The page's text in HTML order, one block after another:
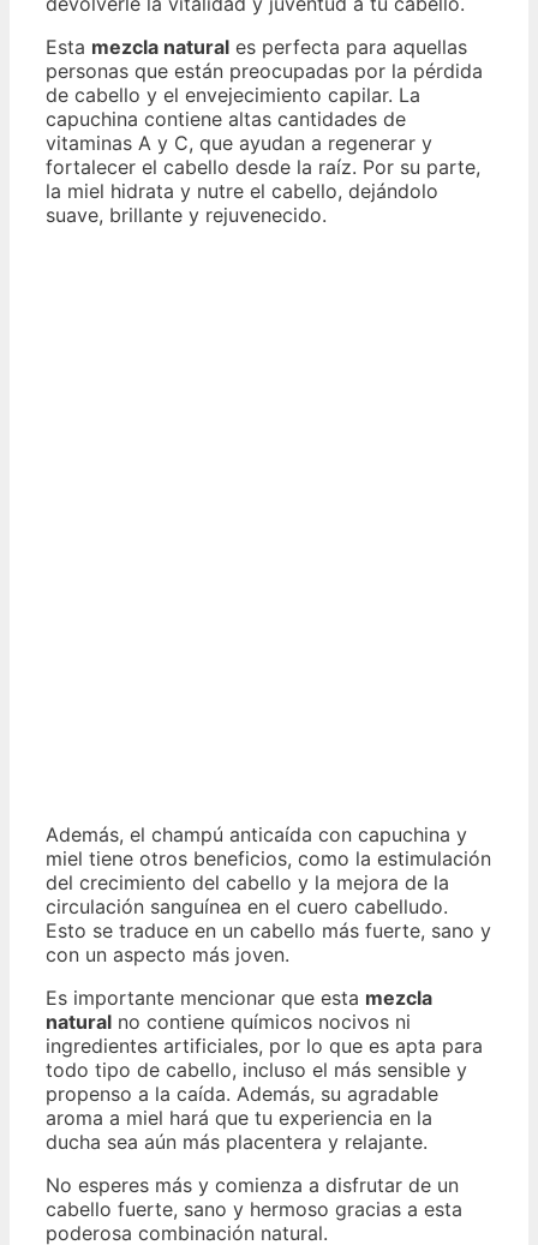
Esta mezcla natural es perfecta para aquellas
personas que están preocupadas por la pérdida
de cabello y el envejecimiento capilar. La
capuchina contiene altas cantidades de
vitaminas A y C, que ayudan a regenerar y
fortalecer el cabello desde la raíz. Por su parte,
la miel hidrata y nutre el cabello, dejándolo
suave, brillante y rejuvenecido.
Además, el champú anticaída con capuchina y
miel tiene otros beneficios, como la estimulación
del crecimiento del cabello y la mejora de la
circulación sanguínea en el cuero cabelludo.
Esto se traduce en un cabello más fuerte, sano y
con un aspecto más joven.
Es importante mencionar que esta mezcla
natural no contiene químicos nocivos ni
ingredientes artificiales, por lo que es apta para
todo tipo de cabello, incluso el más sensible y
propenso a la caída. Además, su agradable
aroma a miel hará que tu experiencia en la
ducha sea aún más placentera y relajante.
No esperes más y comienza a disfrutar de un
cabello fuerte, sano y hermoso gracias a esta
poderosa combinación natural.